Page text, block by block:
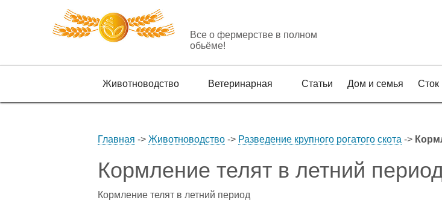
Все о фермерстве в полном
обьёме!
Животноводство Ветеринарная Статьи Дом и семья Сток
Главная -> Животноводство -> Разведение крупного рогатого скота ->
Кормление телят в летний
Кормление телят в летний период